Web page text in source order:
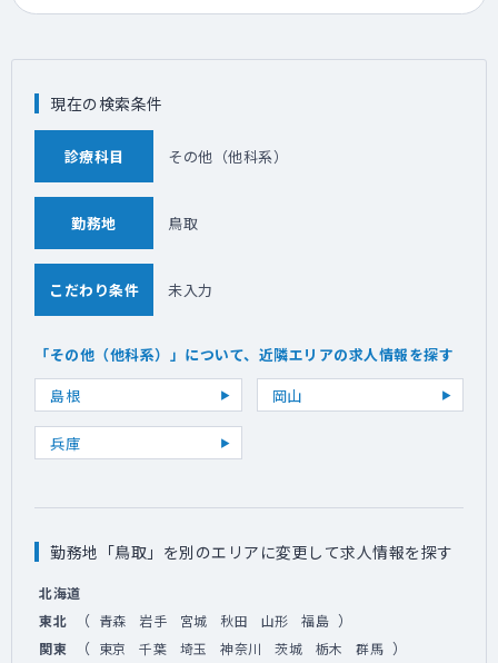
現在の検索条件
診療科目 その他（他科系）
勤務地 鳥取
こだわり条件 未入力
「その他（他科系）」について、近隣エリアの求人情報を探す
島根
岡山
兵庫
勤務地「鳥取」を別のエリアに変更して求人情報を探す
北海道
東北
（ 青森 岩手 宮城 秋田 山形 福島 ）
関東 （ 東京 千葉 埼玉 神奈川 茨城 栃木 群馬 ）